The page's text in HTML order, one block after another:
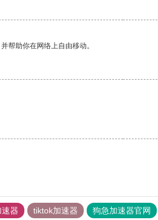
帮助你在网络上自由移动。
器 tiktok加速器 狗急加速器官网